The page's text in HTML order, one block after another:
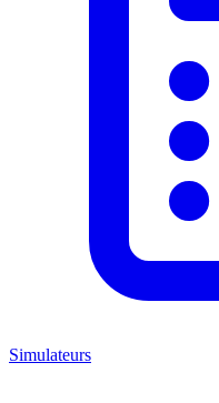
Simulateurs